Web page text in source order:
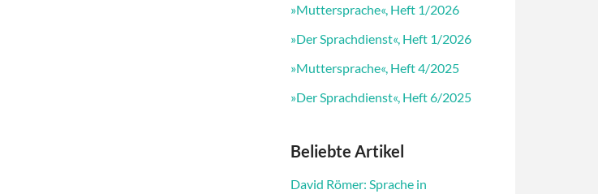
»Muttersprache«, Heft 1/2026
»Der Sprachdienst«, Heft 1/2026
»Muttersprache«, Heft 4/2025
»Der Sprachdienst«, Heft 6/2025
Beliebte Artikel
David Römer: Sprache in